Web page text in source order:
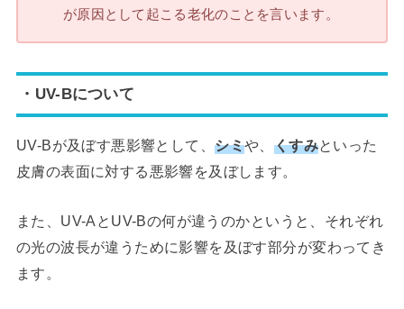
が原因として起こる老化のことを言います。
・UV-Bについて
UV-Bが及ぼす悪影響として、シミや、 くすみといった
皮膚の表面に対する悪影響を及ぼします。
また、UV-AとUV-Bの何が違うのかというと、それぞれ
の光の波長が違うために影響を及ぼす部分が変わってき
ます。